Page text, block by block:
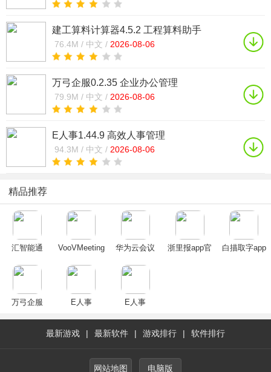
建工算料计算器4.5.2 工程算料助手
76.4M / 中文 / 2026-08-06
万弓企服0.2.35 企业办公管理
79.9M / 中文 / 2026-08-06
E人事1.44.9 高效人事管理
94.3M / 中文 / 2026-08-06
精品推荐
汇智能通
公)
VooVMeeting
互通版下载最
华为云会议
2025最新安卓
浙里报app官
白描取字app
万弓企服 E人事 E人事
最新游戏 | 最新软件 | 游戏排行 | 软件排行
网站地图 电脑版